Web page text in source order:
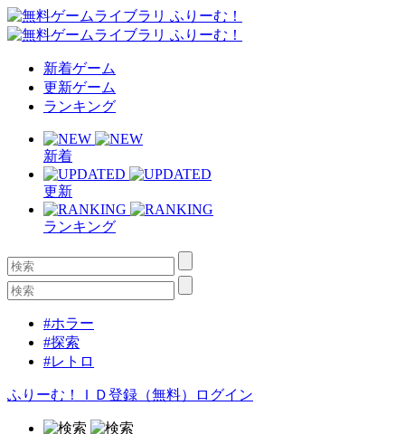
新着ゲーム
更新ゲーム
ランキング
新着
更新
ランキング
#ホラー
#探索
#レトロ
ふりーむ！ＩＤ登録（無料） ログイン